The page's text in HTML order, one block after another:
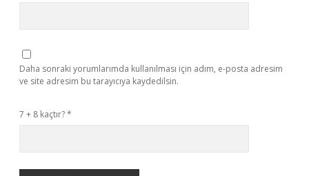
Daha sonraki yorumlarımda kullanılması için adım, e-posta adresim
ve site adresim bu tarayıcıya kaydedilsin.
7 + 8 kaçtır?*